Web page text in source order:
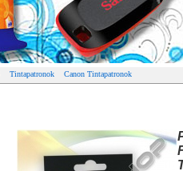
Tintapatronok Canon Tintapatronok